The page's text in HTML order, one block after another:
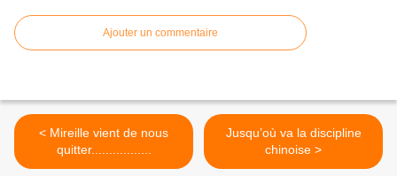
Ajouter un commentaire
< Mireille vient de nous
quitter.................
Jusqu’où va la discipline
chinoise >